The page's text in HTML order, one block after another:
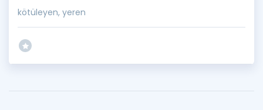
kötüleyen, yeren